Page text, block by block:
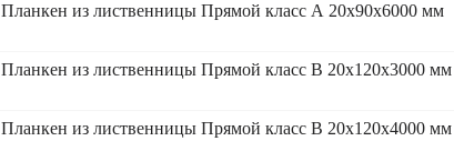
Планкен из лиственницы Прямой класс А 20x90x6000 мм
Планкен из лиственницы Прямой класс В 20x120x3000 мм
Планкен из лиственницы Прямой класс В 20x120x4000 мм